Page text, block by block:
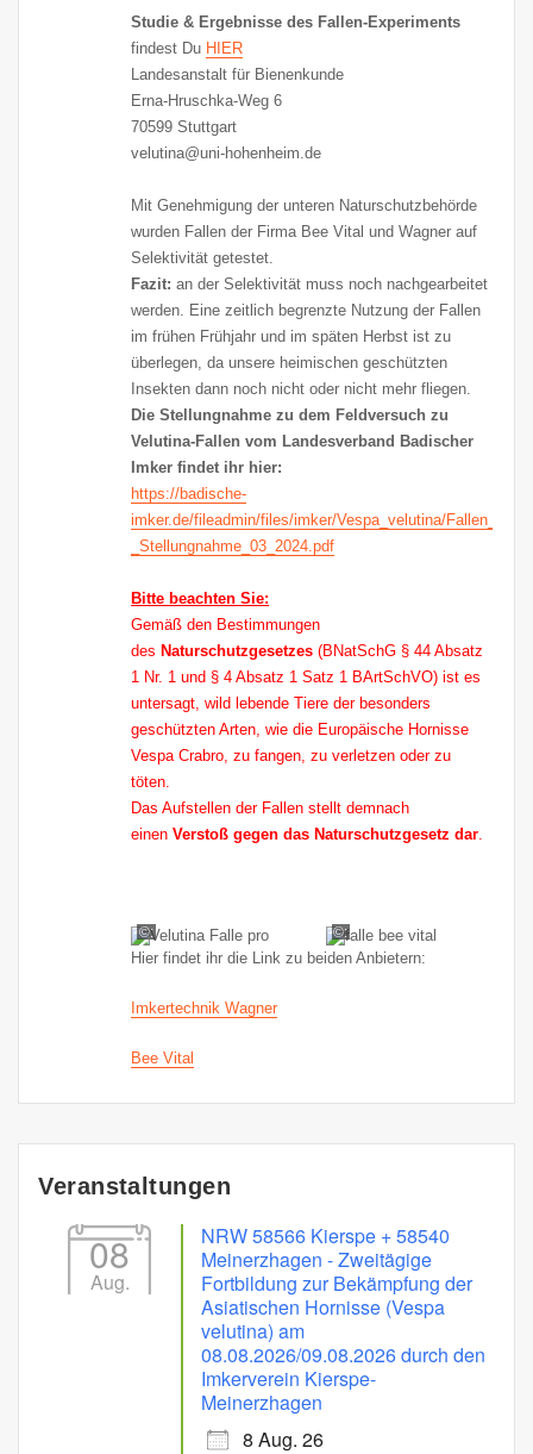
Studie & Ergebnisse des Fallen-Experiments
findest Du HIER
Landesanstalt für Bienenkunde
Erna-Hruschka-Weg 6
70599 Stuttgart
velutina@uni-hohenheim.de
Mit Genehmigung der unteren Naturschutzbehörde
wurden Fallen der Firma Bee Vital und Wagner auf
Selektivität getestet.
Fazit: an der Selektivität muss noch nachgearbeitet
werden. Eine zeitlich begrenzte Nutzung der Fallen
im frühen Frühjahr und im späten Herbst ist zu
überlegen, da unsere heimischen geschützten
Insekten dann noch nicht oder nicht mehr fliegen.
Die Stellungnahme zu dem Feldversuch zu
Velutina-Fallen vom Landesverband Badischer
Imker findet ihr hier:
https://badische-
imker.de/fileadmin/files/imker/Vespa_velutina/Fallen_-
_Stellungnahme_03_2024.pdf
Bitte beachten Sie:
Gemäß den Bestimmungen
des Naturschutzgesetzes(BNatSchG § 44 Absatz
1 Nr. 1 und § 4 Absatz 1 Satz 1 BArtSchVO) ist es
untersagt, wild lebende Tiere der besonders
geschützten Arten, wie die Europäische Hornisse
Vespa Crabro, zu fangen, zu verletzen oder zu
töten.
Das Aufstellen der Fallen stellt demnach
einenVerstoß gegen das Naturschutzgesetz dar
©: ©:
Hier findet ihr die Link zu beiden Anbietern:
Imkertechnik Wagner
Bee Vital
Veranstaltungen
08
Aug.
NRW 58566 Kierspe + 58540
Meinerzhagen - Zweitägige
Fortbildung zur Bekämpfung der
Asiatischen Hornisse (Vespa
velutina) am
08.08.2026/09.08.2026 durch den
Imkerverein Kierspe-
Meinerzhagen
8 Aug. 26